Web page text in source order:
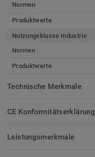
Normen
Produktwerte
Nutzungsklasse Industrie
Normen
Produktwerte
Technische Merkmale
CE Konformitätserklärung
Leistungsmerkmale